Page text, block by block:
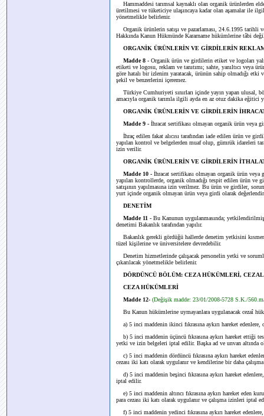
Hammaddesi tarımsal kaynaklı olan organik ürünlerden
üretilmesi ve tüketiciye ulaşıncaya kadar olan aşamalar ile
yönetmelikle belirlenir.
Organik ürünlerin satışı ve pazarlaması, 24.6.1995 tarihli
Hakkında Kanun Hükmünde Kararname hükümlerine tâbi
ORGANİK ÜRÜNLERİN VE GİRDİLERİN
Madde 8 - Organik ürün ve girdilerin etiket ve logoları
etiketi ve logosu, reklam ve tanıtımı; sahte, yanıltıcı veya
göre hatalı bir izlenim yaratacak, ürünün sahip olmadığı
şekil ve benzerlerini içeremez.
Türkiye Cumhuriyeti sınırları içinde yayın yapan ulusal,
amacıyla organik tarımla ilgili ayda en az otuz dakika eğitici
ORGANİK ÜRÜNLERİN VE GİRDİLERİN
Madde 9 - İhracat sertifikası olmayan organik ürün veya
İhraç edilen fakat alıcısı tarafından iade edilen ürün ve
yapılan kontrol ve belgelerden muaf olup, gümrük idareleri
izin verilir.
ORGANİK ÜRÜNLERİN VE GİRDİLERİN
Madde 10 - İhracat sertifikası olmayan organik ürün
yapılan kontrollerde, organik olmadığı tespit edilen ürün ve
satışının yapılmasına izin verilmez. Bu ürün ve girdiler,
yurt içinde organik olmayan ürün veya girdi olarak
DENETİM
Madde 11 - Bu Kanunun uygulanmasında;
denetimi Bakanlık tarafından yapılır.
Bakanlık gerekli gördüğü hallerde denetim yetkisini
tüzel kişilerine ve üniversitelere devredebilir.
Denetim hizmetlerinde çalışacak personelin yetki ve
çıkarılacak yönetmelikle belirlenir.
DÖRDÜNCÜ BÖLÜM: CEZA HÜKÜMLERİ,
CEZA HÜKÜMLERİ
Madde 12- (Değişik madde: 23/01/2008-5728 S.K./
Bu Kanun hükümlerine uymayanlara uygulanacak cezaî
a) 5 inci maddenin ikinci fıkrasına aykırı hareket edenlere,
b) 5 inci maddenin üçüncü fıkrasına aykırı hareket ettiği
yetki ve izin belgeleri iptal edilir. Başka ad ve unvan altında
c) 5 inci maddenin dördüncü fıkrasına aykırı hareket
cezası iki katı olarak uygulanır ve kendilerine bir daha
d) 5 inci maddenin beşinci fıkrasına aykırı hareket
iptal edilir.
e) 5 inci maddenin altıncı fıkrasına aykırı hareket eden
para cezası iki katı olarak uygulanır ve çalışma izinleri iptal
f) 5 inci maddenin yedinci fıkrasına aykırı hareket